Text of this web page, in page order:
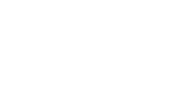
Inovações e Comunicações